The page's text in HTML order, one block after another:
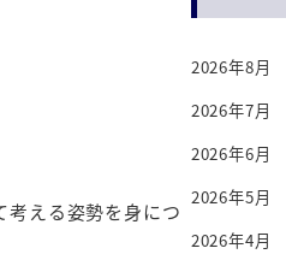
考える姿勢を身につ
2026年8月
2026年7月
2026年6月
2026年5月
2026年4月